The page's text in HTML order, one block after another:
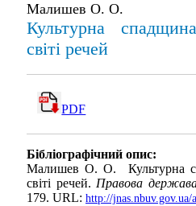
Малишев О. О.
Культурна
світі речей
PDF
Бібліографічний опис:
Малишев О. О. Культурна
світі речей.Правова
179. URL: http://